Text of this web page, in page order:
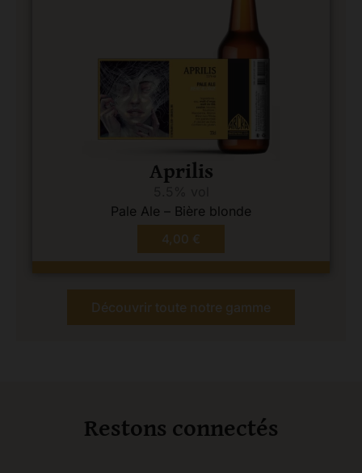
Aprilis
Pale Ale – Bière blonde
4,00 €
Découvrir toute notre gamme
Restons connectés